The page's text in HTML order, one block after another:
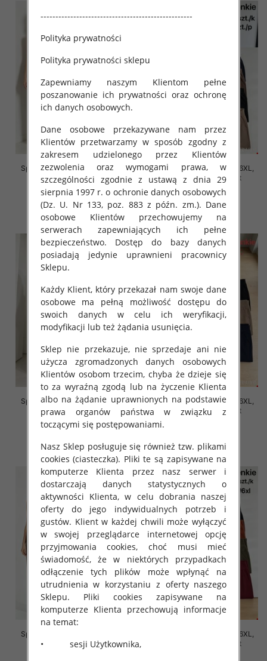
Spodnie damskie Roz 2XL-6XL,
Mix Kolor Paczka 12 szt
16.00 zł
szczegóły
Spodnie damskie Roz 2XL-6XL,
Mix Kolor Paczka 12 szt
16.00 zł
szczegóły
Spodnie damskie Roz 2XL-6XL,
Mix Kolor Paczka 12 szt
16.00 zł
szczegóły
Spodnie damskie Roz 2XL-6XL,
Mix Kolor Paczka 12 szt
szczegóły
Spodnie damskie Roz 2XL-6XL,
Mix Kolor Paczka 12 szt
Spodnie damskie Roz 2XL-6XL,
Mix Kolor Paczka 12 szt
---------------------------------------------------
Polityka prywatności
Polityka prywatności sklepu
Zapewniamy naszym Klientom pełne
poszanowanie ich prywatności oraz ochronę
ich danych osobowych.
Dane osobowe przekazywane nam przez
Klientów przetwarzamy w sposób zgodny z
zakresem udzielonego przez Klientów
zezwolenia oraz wymogami prawa, w
szczególności zgodnie z ustawą z dnia 29
sierpnia 1997 r. o ochronie danych osobowych
(Dz. U. Nr 133, poz. 883 z późn. zm.). Dane
osobowe Klientów przechowujemy na
serwerach zapewniających ich pełne
bezpieczeństwo. Dostęp do bazy danych
posiadają jedynie uprawnieni pracownicy
Sklepu.
Każdy Klient, który przekazał nam swoje dane
osobowe ma pełną możliwość dostępu do
swoich danych w celu ich weryfikacji,
modyfikacji lub też żądania usunięcia.
Sklep nie przekazuje, nie sprzedaje ani nie
użycza zgromadzonych danych osobowych
Klientów osobom trzecim, chyba że dzieje się
to za wyraźną zgodą lub na życzenie Klienta
albo na żądanie uprawnionych na podstawie
prawa organów państwa w związku z
toczącymi się postępowaniami.
Nasz Sklep posługuje się również tzw. plikami
cookies (ciasteczka). Pliki te są zapisywane na
komputerze Klienta przez nasz serwer i
dostarczają danych statystycznych o
aktywności Klienta, w celu dobrania naszej
oferty do jego indywidualnych potrzeb i
gustów. Klient w każdej chwili może wyłączyć
w swojej przeglądarce internetowej opcję
przyjmowania cookies, choć musi mieć
świadomość, że w niektórych przypadkach
odłączenie tych plików może wpłynąć na
utrudnienia w korzystaniu z oferty naszego
Sklepu. Pliki cookies zapisywane na
komputerze Klienta przechowują informacje
na temat:
• sesji Użytkownika,